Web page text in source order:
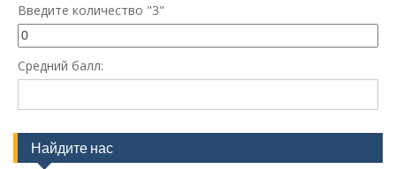
Введите количество "3"
Средний балл:
Найдите нас